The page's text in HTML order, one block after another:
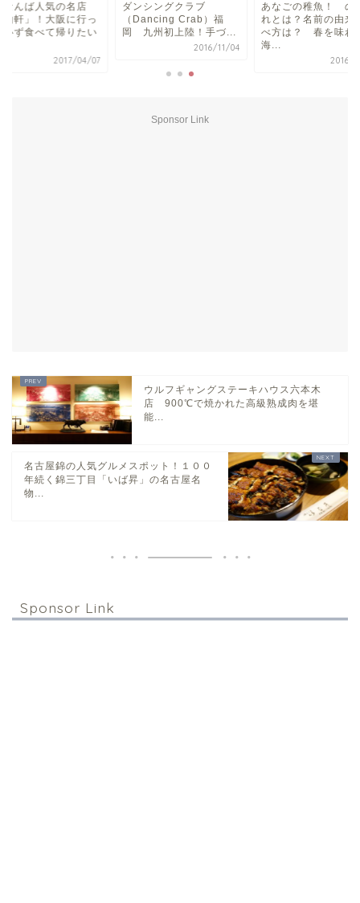
なんば人気の名店
由軒」！大阪に行っ
必ず食べて帰りたい
2017/04/07
ダンシングクラブ
（Dancing Crab）福
岡 九州初上陸！手づ...
2016/11/04
あなごの稚魚！ の
れとは？名前の由来
べ方は？ 春を味わ
海...
2016/
Sponsor Link
ウルフギャングステーキハウス六本木
店 900℃で焼かれた高級熟成肉を堪
能...
名古屋錦の人気グルメスポット！１００
年続く錦三丁目「いば昇」の名古屋名
物...
Sponsor Link